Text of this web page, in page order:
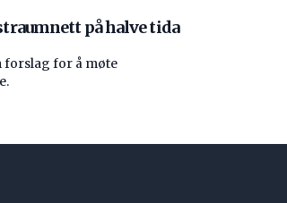
på halve tida
forslag for å møte